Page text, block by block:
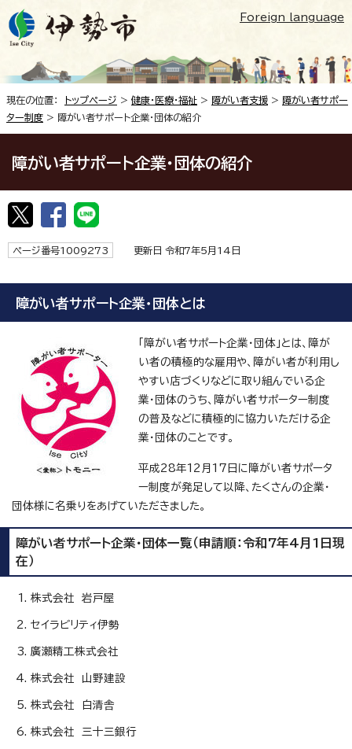
Foreign language
現在の位置： トップページ > 健康・医療・福祉 > 障がい者支援 > 障がい者サポー
ター制度 > 障がい者サポート企業・団体の紹介
障がい者サポート企業・団体の紹介
ページ番号1009273 更新日 令和7年5月14日
障がい者サポート企業・団体とは
「障がい者サポート企業・団体」とは、障が
い者の積極的な雇用や、障がい者が利用し
やすい店づくりなどに取り組んでいる企
業・団体のうち、障がい者サポーター制度
の普及などに積極的に協力いただける企
業・団体のことです。
平成28年12月17日に障がい者サポータ
ー制度が発足して以降、たくさんの企業・
団体様に名乗りをあげていただきました。
障がい者サポート企業・団体一覧（申請順：令和7年4月1日現
在）
株式会社 岩戸屋
セイラビリティ伊勢
廣瀬精工株式会社
株式会社 山野建設
株式会社 白清舎
株式会社 三十三銀行